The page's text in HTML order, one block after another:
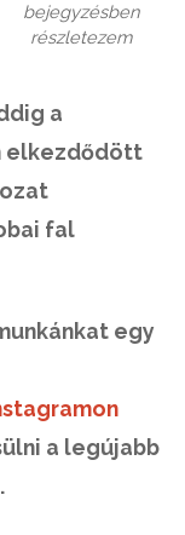
bejegyzésben
részletezem
a
elkezdődött
fal
egy
a legújabb